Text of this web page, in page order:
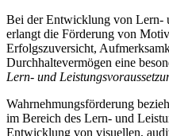
Bei der Entwicklung von Lern-
erlangt die Förderung von
Erfolgszuversicht,
Durchhaltevermögen eine
Lern- und
Wahrnehmungsförderung
im Bereich des Lern- und
Entwicklung von visuellen,